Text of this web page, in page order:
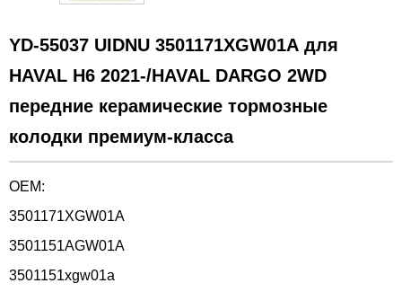
YD-55037 UIDNU 3501171XGW01A для
HAVAL H6 2021-/HAVAL DARGO 2WD
передние керамические тормозные
колодки премиум-класса
OEM:
3501171XGW01A
3501151AGW01A
3501151xgw01a